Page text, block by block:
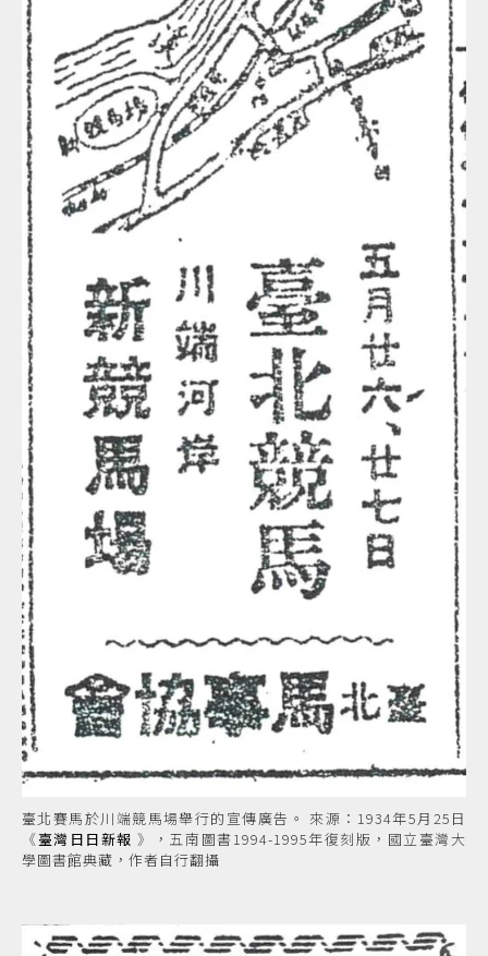
臺北賽馬於川端競馬場舉行的宣傳廣告。 來源：1934年5月25日
《臺灣日日新報 》，五南圖書1994-1995年復刻版，國立臺灣大
學圖書館典藏，作者自行翻攝